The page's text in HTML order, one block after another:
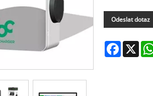
Odeslat dotaz
Facebook
X